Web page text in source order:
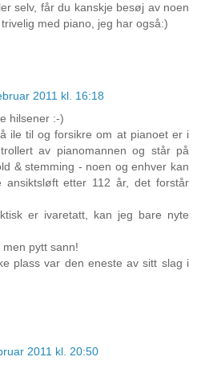
selv, får du kanskje besøj av noen
med piano, jeg har også:)
2011 kl. 16:18
hilsener :-)
ile til og forsikre om at pianoet er i
av pianomannen og står på
& stemming - noen og enhver kan
etter 112 år, det forstår
er ivaretatt, kan jeg bare nyte
pytt sann!
plass var den eneste av sitt slag i
2011 kl. 20:50